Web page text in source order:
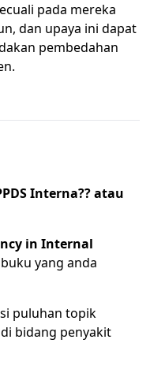
pada mereka
dan upaya ini dapat
pembedahan
Interna?? atau
in Internal
yang anda
puluhan topik
bidang penyakit